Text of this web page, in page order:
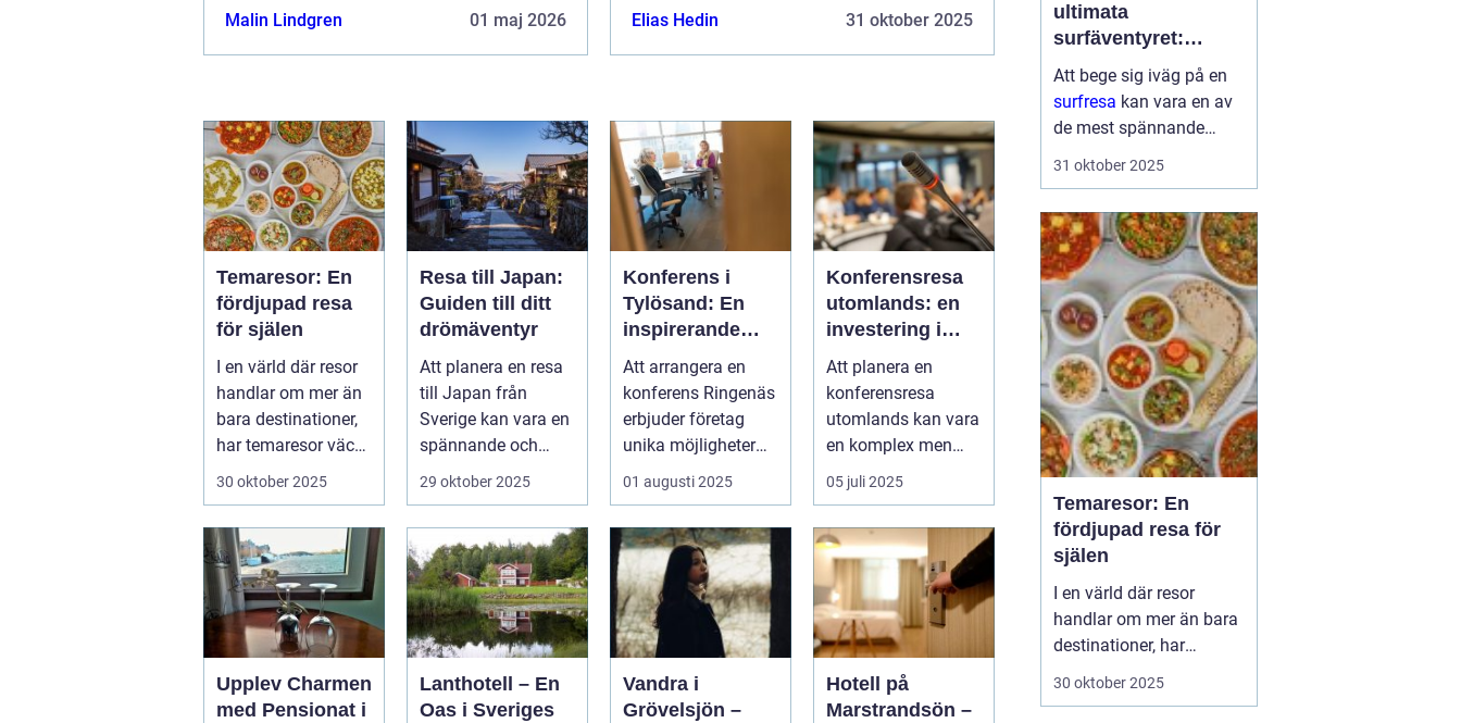
Malin Lindgren 01 maj 2026 Elias Hedin 31 oktober 2025
Temaresor: En
fördjupad resa
för själen
I en värld där resor
handlar om mer än
bara destinationer,
har temaresor väckt
30 oktober 2025
Resa till Japan:
Guiden till ditt
drömäventyr
Att planera en resa
till Japan från
Sverige kan vara en
spännande och
överväldi...
29 oktober 2025
Konferens i
Tylösand: En
inspirerande
plats för din
nästa
företagssamma
nkomst
Att arrangera en
konferens Ringenäs
erbjuder företag
unika möjligheter
att kombinera ...
01 augusti 2025
Konferensresa
utomlands: en
investering i
kunskap och
nätverk
Att planera en
konferensresa
utomlands kan vara
en komplex men
givande upplevelse
som öppnar up...
05 juli 2025
Upplev Charmen
med Pensionat i
Lanthotell – En
Oas i Sveriges
Vandra i
Grövelsjön –
Hotell på
Marstrandsön –
ultimata
surfäventyret:
Planera din nästa
surfresa
Att bege sig iväg på en
surfresa kan vara en av
de mest spännande
upplevelserna för den
rätt planering och
destination kan denna ...
31 oktober 2025
Temaresor: En
fördjupad resa för
själen
I en värld där resor
handlar om mer än bara
destinationer, har
temaresor väckt
30 oktober 2025